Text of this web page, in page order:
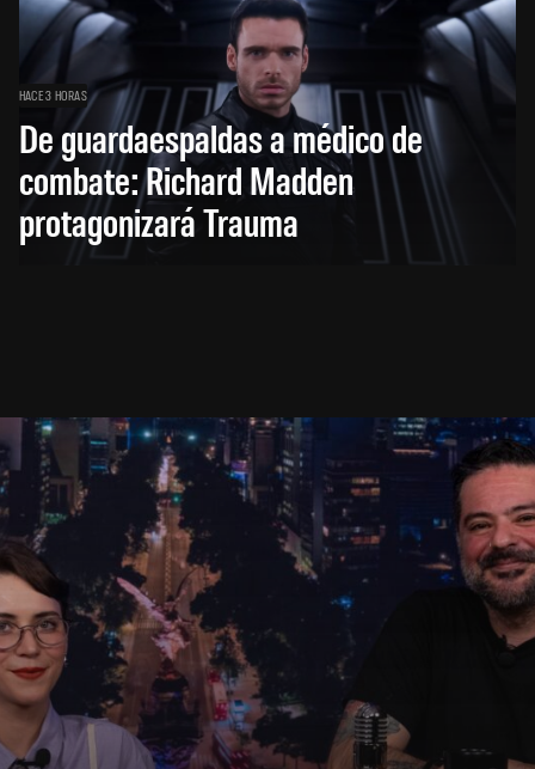
HACE 3 HORAS
De guardaespaldas a médico de
combate: Richard Madden
protagonizará Trauma